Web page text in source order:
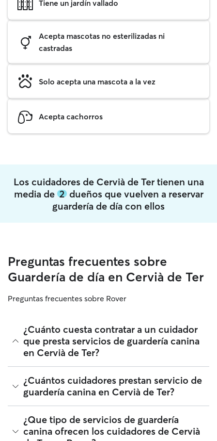
Tiene un jardín vallado
Acepta mascotas no esterilizadas ni
castradas
Solo acepta una mascota a la vez
Acepta cachorros
Los cuidadores de Cervià de Ter tienen una
media de 2dueños que vuelven a reservar
guardería de día con ellos
Preguntas frecuentes sobre
Guardería de día en Cervià de Ter
Preguntas frecuentes sobre Rover
¿Cuánto cuesta contratar a un cuidador
que presta servicios de guardería canina
en Cervià de Ter?
Los cuidadores en Rover tienen plena libertad para fijar sus
tarifas. El coste medio de un cuidador con guardería para
perros en Cervià de Ter en Rover en agosto 2026 fue de
alrededor de 18 por día, incluyendo las tarifas de servicio de
función de la personalización de tu reserva para que se
ajuste a tus propias necesidades y las de tu perro.
¿Cuántos cuidadores prestan servicio de
guardería canina en Cervià de Ter?
Desde agosto 2026, 107 cuidadores han prestado servicios
de guardería canina en Cervià de Ter. Puedes filtrar,
clasificar, ampliar el radio, leer reseñas y comparar precios
¿Que tipo de servicios de guardería
canina ofrecen los cuidadores de Cervià